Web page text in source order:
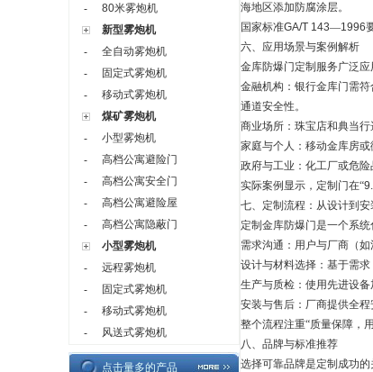
-
80米雾炮机
新型雾炮机
-
全自动雾炮机
-
固定式雾炮机
-
移动式雾炮机
煤矿雾炮机
-
小型雾炮机
-
高档公寓避险门
-
高档公寓安全门
-
高档公寓避险屋
-
高档公寓隐蔽门
小型雾炮机
-
远程雾炮机
-
固定式雾炮机
-
移动式雾炮机
-
风送式雾炮机
点击量多的产品
海地区添加防腐涂层。
国家标准GA/T 143—1996
六、应用场景与案例解析
金库防爆门定制服务广泛
金融机构：银行金库门需
通道安全性。
商业场所：珠宝店和典当
家庭与个人：移动金库房
政府与工业：化工厂或危
实际案例显示，定制门在“
七、定制流程：从设计到安
定制金库防爆门是一个系
需求沟通：用户与厂商（
设计与材料选择：基于需
生产与质检：使用先进设
安装与售后：厂商提供全
整个流程注重“质量保障，
八、品牌与标准推荐
选择可靠品牌是定制成功的